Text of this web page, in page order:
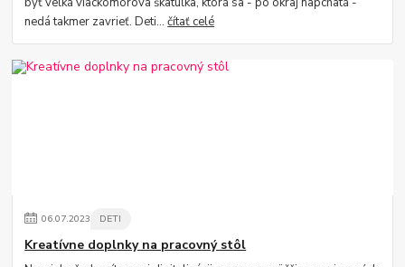
nedá takmer zavrieť. Deti...čítať celé
06.07.2023 DETI
Kreatívne doplnky na pracovný stôl